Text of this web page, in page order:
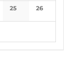
25
No events
26
No events